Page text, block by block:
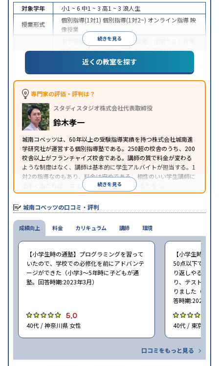
続きを見る
対象学年 小1 ~ 6 中1 ~ 3 高1 ~ 3 浪人生
授業形式
個別指導(1対1) 個別指導(1対2~) オンライン指導映
像授業
中学受験 高校受験大学受験
授業・定期テスト対策
内申点対策学習習慣の定着総合型選抜(旧AO)対策
推薦入試対策 学校別特化対策
特徴
中高一貫校生に対応
可能 不登校生に対応
講可能季節講習のみの受講可
※2023年3月調査。小学校高学年の個別指導塾アンケート調査方法
近くの教室を探す
専門家の評価・評判は？
スタディスタジオ株式会社代表取締役
鈴木孝一
城南コベッツは、60年以上の受験指導実績を持つ株式会社城南進
学研究社が運営する個別指導塾である。250超の校舎のうち、200
校舎以上がフランチャイズ校舎である。講師の質で料金が変わる
ような制度はなく、講師は基本的に学生アルバイトが担当する。1
対2の指導なのもあり、料金は安めである。相性のいい学生講師に
上手く当たれば、コスパよく成績を上げられるだろう。
続きを見る
城南コベッツの口コミ・評判
成績向上
【小学生時の通塾】プログラミングを習って
いたので、学校での必修化を前にアドバンテ
ージができた（小学3〜5年時に子どもが通
塾。回答時期:2023年3月）
5.0
40代 / 神奈川県 女性
【小学生時の通
50点以下でした
り返しやること
り、テストの点
りました（小学
答時期:2023年3
40代 / 東京都 女
口コミをもっと見る
料金 カリキュラム 講師 環境